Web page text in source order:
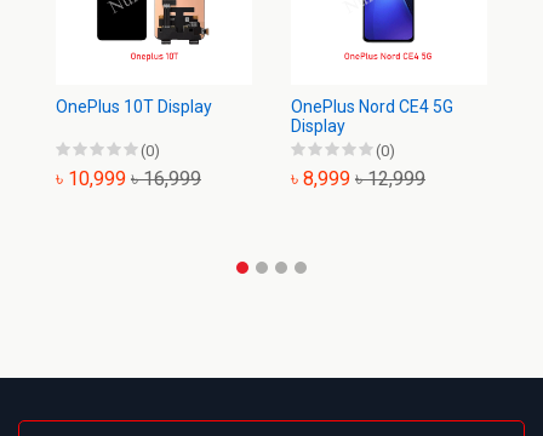
OnePlus 10T Display
(0)
৳ 10,999 ৳ 16,999
OnePlus Nord CE4 5G
Display
(0)
৳ 8,999 ৳ 12,999